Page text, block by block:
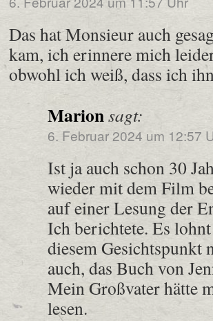
Das hat Monsieur auch
kam, ich erinnere mich
obwohl ich weiß, dass ich
Marionsagt:
6. Februar 2024 um 12:57
Ist ja auch schon 30
wieder mit dem Film
auf einer Lesung der
Ich berichtete. Es
diesem Gesichtspunkt
auch, das Buch von
Mein Großvater hätte
lesen.